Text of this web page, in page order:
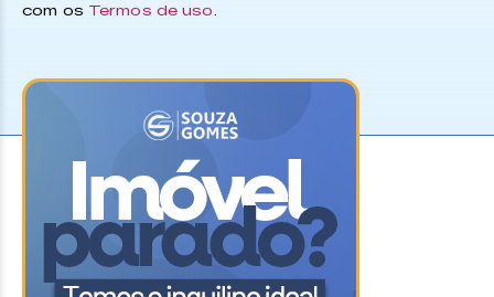
com os Termos de uso.